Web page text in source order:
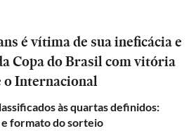
é vítima de sua ineficácia e
Copa do Brasil com vitória
o Internacional
às quartas definidos:
formato do sorteio